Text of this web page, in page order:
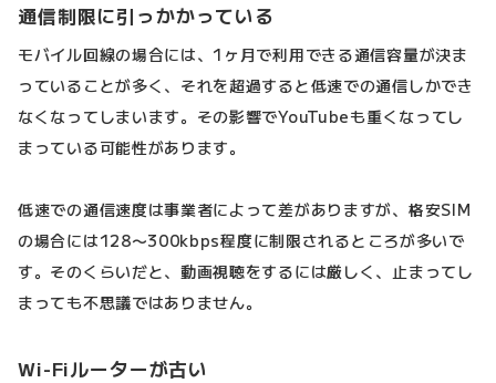
通信制限に引っかかっている
モバイル回線の場合には、1ヶ月で利用できる通信容量が決ま
っていることが多く、それを超過すると低速での通信しかでき
なくなってしまいます。その影響でYouTubeも重くなってし
まっている可能性があります。
低速での通信速度は事業者によって差がありますが、格安SIM
の場合には128〜300kbps程度に制限されるところが多いで
す。そのくらいだと、動画視聴をするには厳しく、止まってし
まっても不思議ではありません。
Wi-Fiルーターが古い